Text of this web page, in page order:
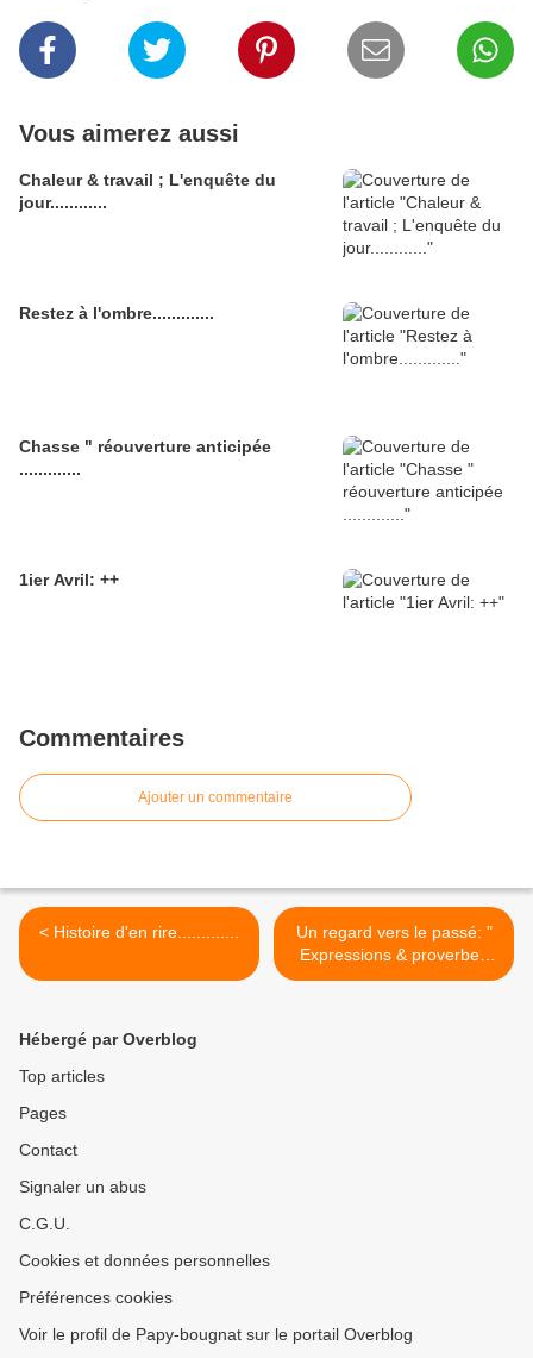
Vous aimerez aussi
Chaleur & travail ; L'enquête du
jour............
Restez à l'ombre.............
Chasse " réouverture anticipée
.............
1ier Avril: ++
Commentaires
Ajouter un commentaire
< Histoire d'en rire.............
Un regard vers le passé: "
Expressions & proverbes
d'autrefois " >
Hébergé par Overblog
Top articles
Pages
Contact
Signaler un abus
C.G.U.
Cookies et données personnelles
Préférences cookies
Voir le profil de Papy-bougnat sur le portail Overblog